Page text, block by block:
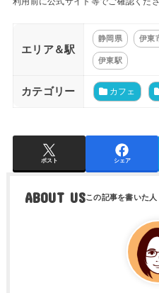
エリア＆駅
静岡県 伊東
伊東駅
カテゴリー カフェ
ポスト シェア
ABOUT US